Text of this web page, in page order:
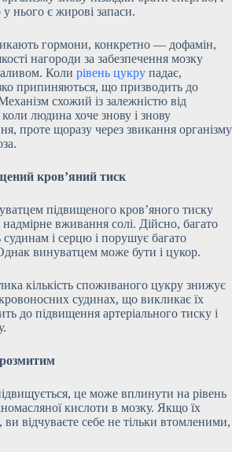
нього є жирові запаси.
гормони, конкретно — дофамін,
нагороди за забезпечення мозку
Коли рівень цукру падає,
припиняються, що призводить до
схожий із залежністю від
людина хоче знову і знову
проте щоразу через звикання організму
кров’яний тиск
підвищеного кров’яного тиску
вживання солі. Дійсно, багато
судинам і серцю і порушує багато
винуватцем може бути і цукор.
кількість споживаного цукру знижує
судинах, що викликає їх
до підвищення артеріального тиску і
це може вплинути на рівень
кислоти в мозку. Якщо їх
ви відчуваєте себе не тільки втомленими,